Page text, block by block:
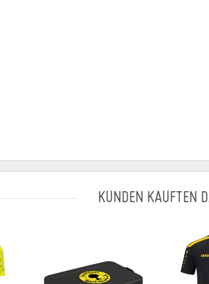
KUNDEN KAUFTEN